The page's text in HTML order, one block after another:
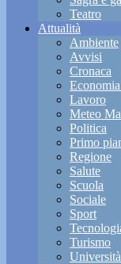
Teatro
Attualità
Ambiente
Avvisi
Cronaca
Lavoro
Meteo
Politica
Primo
Regione
Salute
Scuola
Sociale
Sport
Turismo
Università